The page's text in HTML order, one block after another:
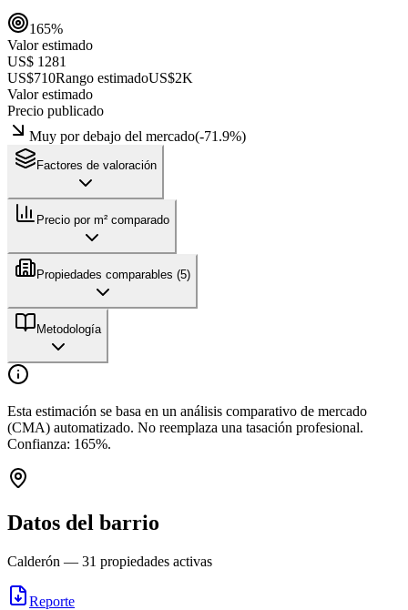
165%
Valor estimado
US$ 1281
US$710Rango estimadoUS$2K
Valor estimado
Precio publicado
Muy por debajo del mercado(-71.9%)
Factores de valoración
Precio por m² comparado
Propiedades comparables (5)
Metodología
Esta estimación se basa en un análisis comparativo de mercado
(CMA) automatizado. No reemplaza una tasación profesional.
Confianza: 165%.
Datos del barrio
Calderón — 31 propiedades activas
Reporte